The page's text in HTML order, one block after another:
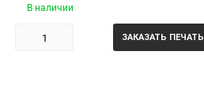
В наличии
ЗАКАЗАТЬ ПЕЧАТЬ